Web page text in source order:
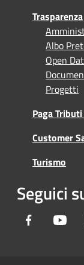
Trasparenza
Albo
Open
Progetti
Paga
Customer
Turismo
Seguici
Facebook